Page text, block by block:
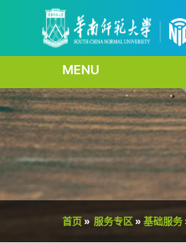
首页 » 服务专区 » 基础服务